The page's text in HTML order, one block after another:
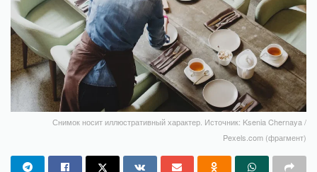
Снимок носит иллюстративный характер. Источник: Ksenia Chernaya /
Pexels.com (фрагмент)